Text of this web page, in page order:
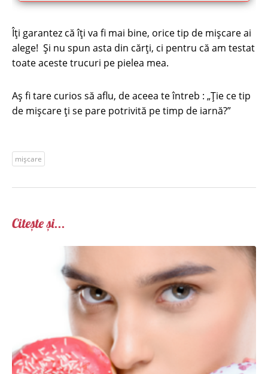
Îți garantez că îți va fi mai bine, orice tip de mişcare ai
alege! Şi nu spun asta din cărţi, ci pentru că am testat
toate aceste trucuri pe pielea mea.
Aş fi tare curios să aflu, de aceea te întreb : „Ţie ce tip
de mișcare ți se pare potrivită pe timp de iarnă?”
mișcare
Citește și...